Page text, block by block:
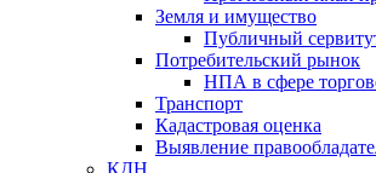
Земля и имущество
Публичный
Потребительский рынок
НПА в сфере
Транспорт
Кадастровая оценка
Выявление
КДН